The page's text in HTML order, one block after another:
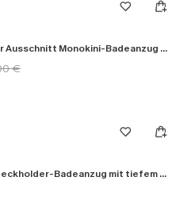
Chevron Tiefer Ausschnitt Monokini-Badeanzug in Schwarz
€
Blauer Mesh-Neckholder-Badeanzug mit tiefem Ausschnitt